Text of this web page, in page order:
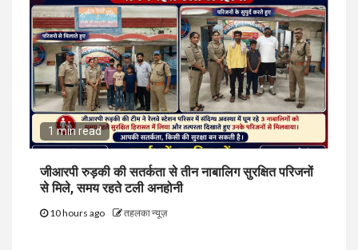
1 min read
जीआरपी रुड़की की सतर्कता से तीन नाबालिग सुरक्षित परिजनों
से मिले, समय रहते टली अनहोनी
10 hours ago तहलका न्यूज़